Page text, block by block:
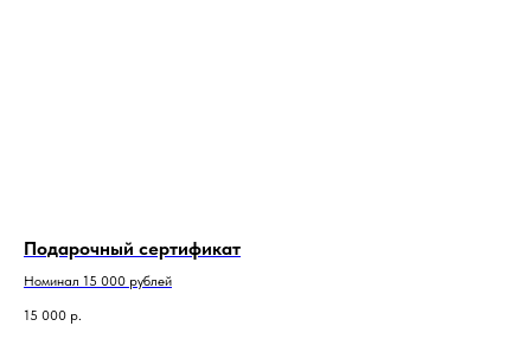
Подарочный сертификат
Номинал 15 000 рублей
15 000 р.